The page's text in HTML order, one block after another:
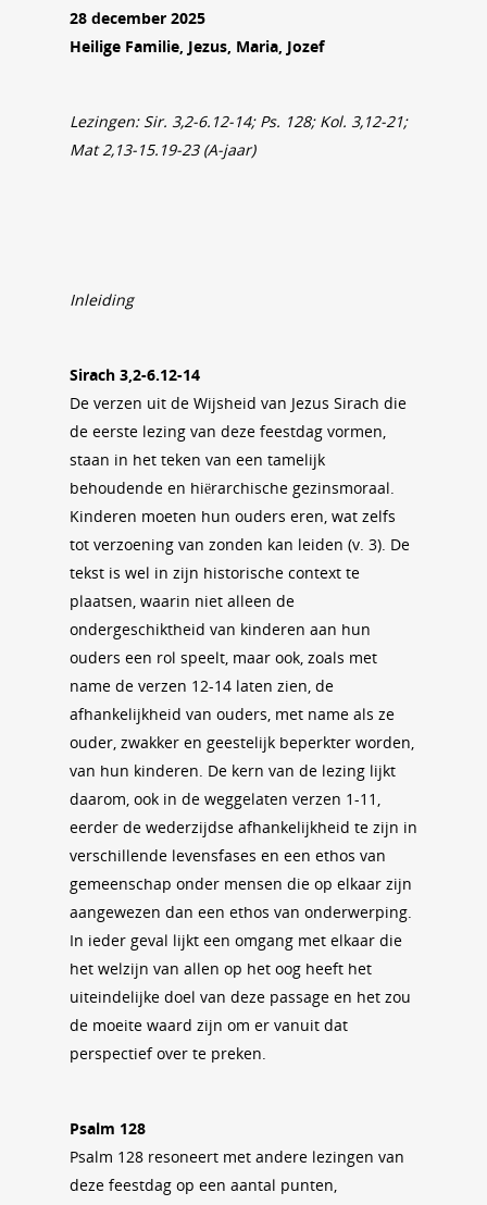
28 december 2025
Heilige Familie, Jezus, Maria, Jozef
Lezingen: Sir. 3,2-6.12-14; Ps. 128; Kol. 3,12-21;
Mat 2,13-15.19-23 (A-jaar)
Inleiding
Sirach 3,2-6.12-14
De verzen uit de Wijsheid van Jezus Sirach die
de eerste lezing van deze feestdag vormen,
staan in het teken van een tamelijk
behoudende en hiërarchische gezinsmoraal.
Kinderen moeten hun ouders eren, wat zelfs
tot verzoening van zonden kan leiden (v. 3). De
tekst is wel in zijn historische context te
plaatsen, waarin niet alleen de
ondergeschiktheid van kinderen aan hun
ouders een rol speelt, maar ook, zoals met
name de verzen 12-14 laten zien, de
afhankelijkheid van ouders, met name als ze
ouder, zwakker en geestelijk beperkter worden,
van hun kinderen. De kern van de lezing lijkt
daarom, ook in de weggelaten verzen 1-11,
eerder de wederzijdse afhankelijkheid te zijn in
verschillende levensfases en een ethos van
gemeenschap onder mensen die op elkaar zijn
aangewezen dan een ethos van onderwerping.
In ieder geval lijkt een omgang met elkaar die
het welzijn van allen op het oog heeft het
uiteindelijke doel van deze passage en het zou
de moeite waard zijn om er vanuit dat
perspectief over te preken.
Psalm 128
Psalm 128 resoneert met andere lezingen van
deze feestdag op een aantal punten,